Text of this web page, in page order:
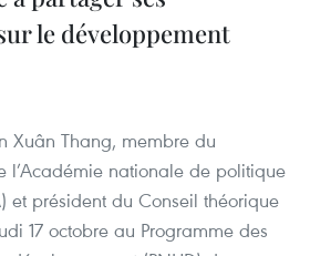
le développement
Xuân Thang, membre du
l’Académie nationale de politique
et président du Conseil théorique
17 octobre au Programme des